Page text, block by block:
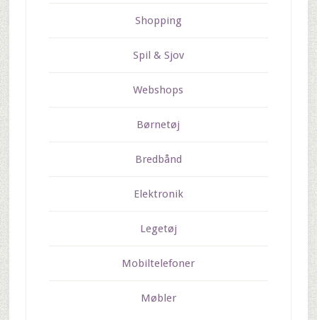
Shopping
Spil & Sjov
Webshops
Børnetøj
Bredbånd
Elektronik
Legetøj
Mobiltelefoner
Møbler